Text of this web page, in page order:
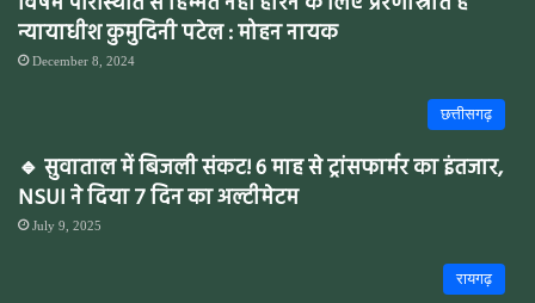
न्यायाधीश कुमुदिनी पटेल : मोहन नायक
December 8, 2024
छत्तीसगढ़
🔹 सुवाताल में बिजली संकट! 6 माह से ट्रांसफार्मर का इंतजार,
NSUI ने दिया 7 दिन का अल्टीमेटम
July 9, 2025
रायगढ़